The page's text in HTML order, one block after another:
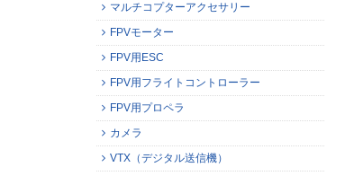
マルチコプターアクセサリー
FPVモーター
FPV用ESC
FPV用フライトコントローラー
FPV用プロペラ
カメラ
VTX（デジタル送信機）